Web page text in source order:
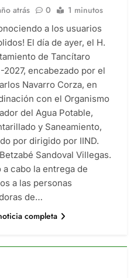
atrás 0 1 minutos
a los usuarios
El día de ayer, el H.
de Tancítaro
2027, encabezado por el
Navarro Corza, en
con el Organismo
del Agua Potable,
y Saneamiento,
por dirigido por IIND.
Sandoval Villegas.
a cabo la entrega de
a las personas
de…
completa